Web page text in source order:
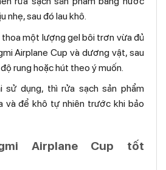
nhẹ, sau đó lau khô.
một lượng gel bôi trơn vừa đủ
Airplane Cup và dương vật, sau
rung hoặc hút theo ý muốn.
sử dụng, thì rửa sạch sản phẩm
và để khô tự nhiên trước khi bảo
Airplane Cup tốt